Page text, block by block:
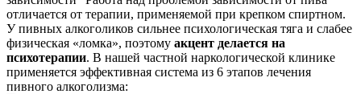
отличается от терапии, применяемой при крепком спиртном.
У пивных алкоголиков сильнее психологическая тяга и слабее
физическая «ломка», поэтому акцент делается на
психотерапии. В нашей частной наркологической клинике
применяется эффективная система из 6 этапов лечения
пивного алкоголизма: